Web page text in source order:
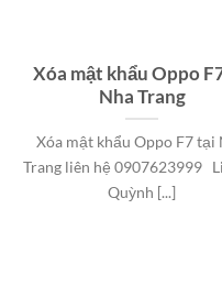
Xóa mật khẩu Oppo
Nha Trang
Xóa mật khẩu Oppo F7 tại
Trang liên hệ 0907623999
Quỳnh [...]